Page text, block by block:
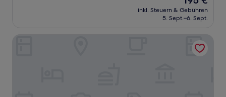
Preis
beträgt
inkl. Steuern & Gebühren
5. Sept.–6. Sept.